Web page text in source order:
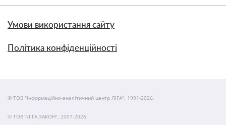
Умови використання сайту
Політика конфіденційності
© ТОВ "інформаційно-аналітичний центр ЛІГА", 1991-2026.
© ТОВ "ЛІГА ЗАКОН", 2007-2026.